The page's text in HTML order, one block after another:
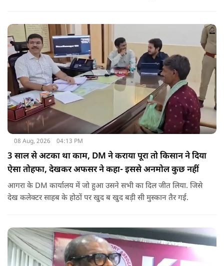
08 Aug, 2026 04:13 PM
3 साल से अटका था काम, DM ने कराया पूरा तो किसान ने दिया
ऐसा तोहफा, देखकर अफसर ने कहा- इससे अनमोल कुछ नहीं
आगरा के DM कार्यालय में जो हुआ उसने सभी का दिल जीत लिया. जिसे
देख कलेक्टर साहब के होठों पर खुद ब खुद बड़ी सी मुस्कान तैर गई.